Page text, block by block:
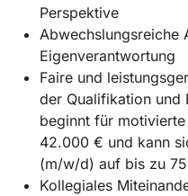
Perspektive
Abwechslungsreiche
Eigenverantwortung
Faire und
der Qualifikation und
beginnt für
42.000 € und kann
(m/w/d) auf bis zu
Kollegiales